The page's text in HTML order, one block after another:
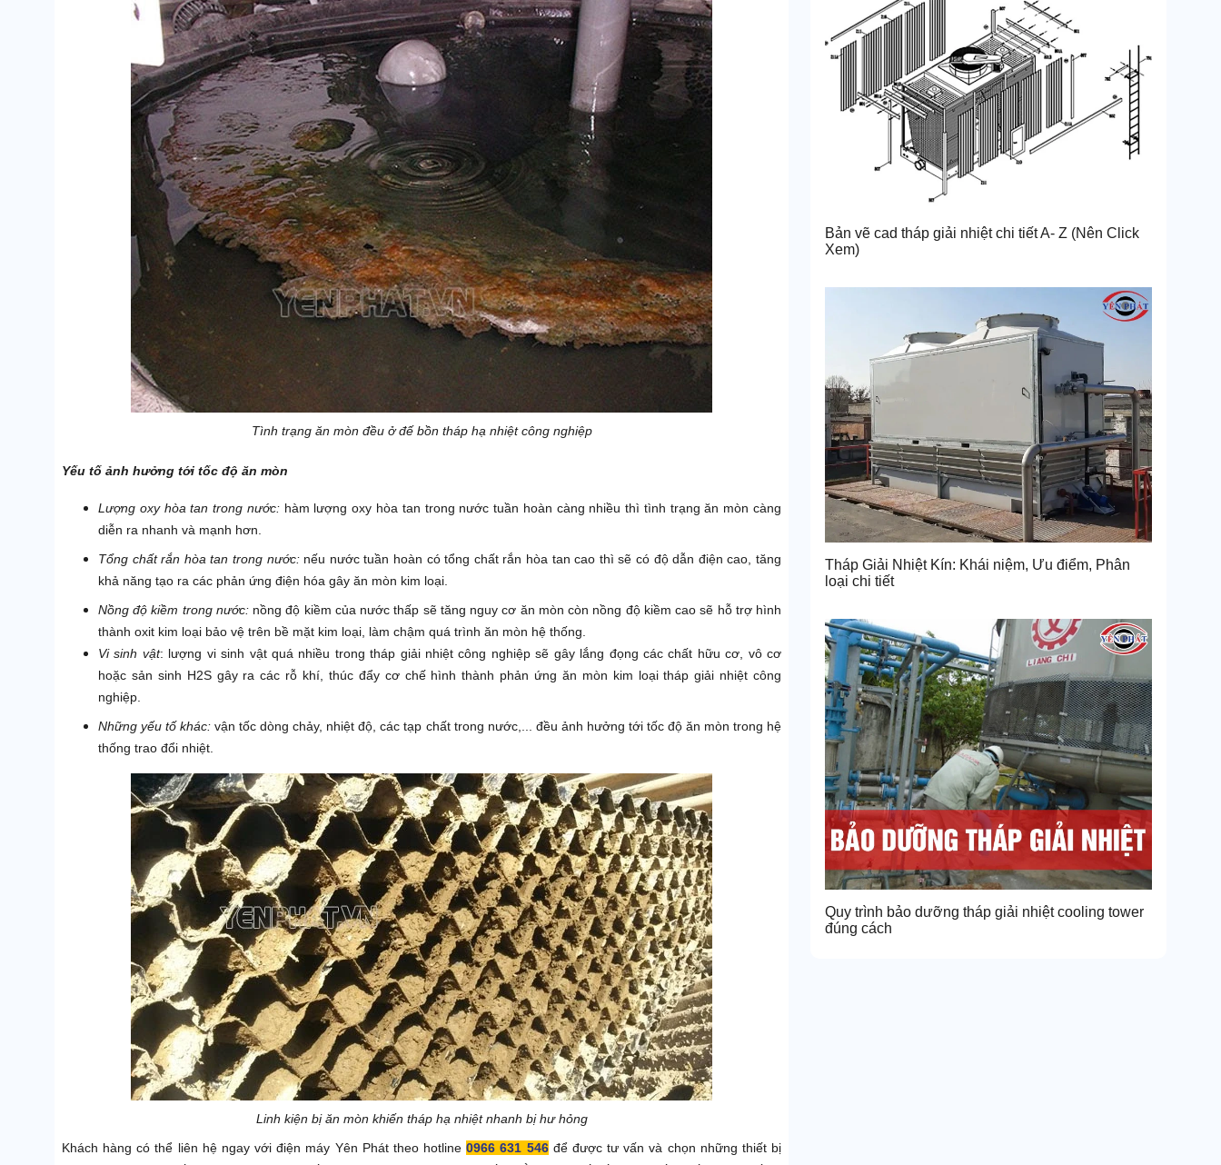
Tình trạng ăn mòn đều ở đế bồn tháp hạ nhiệt công nghiệp
Yếu tố ảnh hưởng tới tốc độ ăn mòn
Lượng oxy hòa tan trong nước:hàm lượng oxy hòa tan trong nước tuần hoàn càng nhiều thì tình trạng ăn mòn càng
diễn ra nhanh và mạnh hơn.
Tổng chất rắn hòa tan trong nước:nếu nước tuần hoàn có tổng chất rắn hòa tan cao thì sẽ có độ dẫn điện cao, tăng
khả năng tạo ra các phản ứng điện hóa gây ăn mòn kim loại.
Nồng độ kiềm trong nước:nồng độ kiềm của nước thấp sẽ tăng nguy cơ ăn mòn còn nồng độ kiềm cao sẽ hỗ trợ hình
thành oxit kim loại bảo vệ trên bề mặt kim loại, làm chậm quá trình ăn mòn hệ thống.
Vi sinh vật: lượng vi sinh vật quá nhiều trong tháp giải nhiệt công nghiệp sẽ gây lắng đọng các chất hữu cơ, vô cơ
hoặc sản sinh H2S gây ra các rỗ khí, thúc đẩy cơ chế hình thành phản ứng ăn mòn kim loại tháp giải nhiệt công
nghiệp.
Những yếu tố khác: vận tốc dòng chảy, nhiệt độ, các tạp chất trong nước,... đều ảnh hưởng tới tốc độ ăn mòn trong hệ
thống trao đổi nhiệt.
Linh kiện bị ăn mòn khiến tháp hạ nhiệt nhanh bị hư hỏng
Khách hàng có thể liên hệ ngay với điện máy Yên Phát theo hotline0966 631 546để được tư vấn và chọn những thiết bị
Bản vẽ cad tháp giải nhiệt chi tiết A- Z (Nên Click
Xem)
Tháp Giải Nhiệt Kín: Khái niệm, Ưu điểm, Phân
loại chi tiết
Quy trình bảo dưỡng tháp giải nhiệt cooling tower
đúng cách